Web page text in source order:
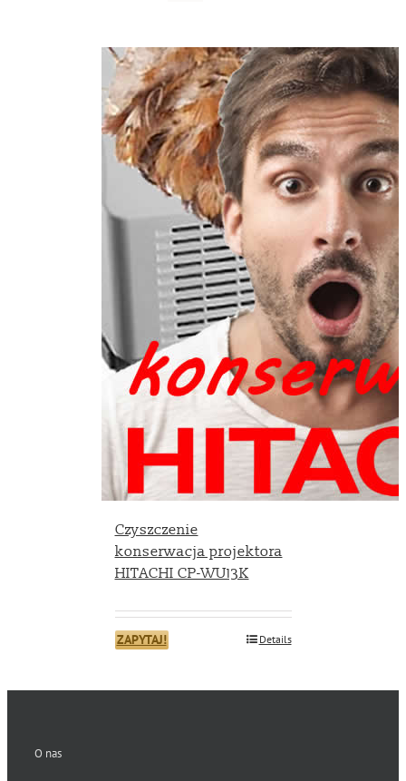
Czyszczenie
konserwacja projektora
HITACHI CP-WU13K
ZAPYTAJ! Details
O nas